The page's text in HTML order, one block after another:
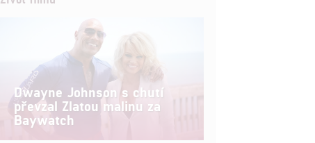
Dwayne Johnson s chutí
převzal Zlatou malinu za
Baywatch